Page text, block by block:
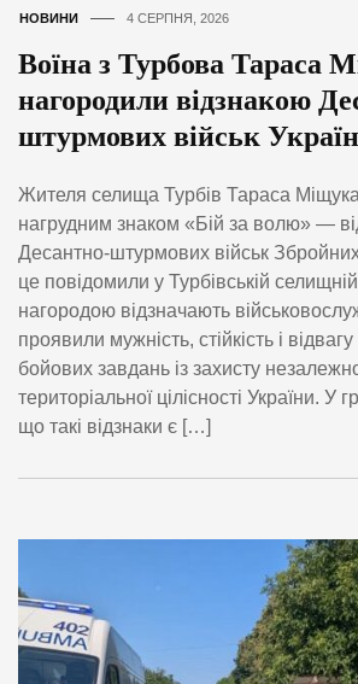
НОВИНИ 4 СЕРПНЯ, 2026
Воїна з Турбова Тараса
нагородили відзнакою
штурмових військ
Жителя селища Турбів Тараса
нагрудним знаком «Бій за волю» —
Десантно-штурмових військ
це повідомили у Турбівській
нагородою відзначають
проявили мужність, стійкість і
бойових завдань із захисту
територіальної цілісності України. У
що такі відзнаки є […]